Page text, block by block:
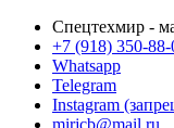
Спецтехмир -
+7 (918) 350-88-
Whatsapp
Telegram
Instagram
mirjcb@mail.ru